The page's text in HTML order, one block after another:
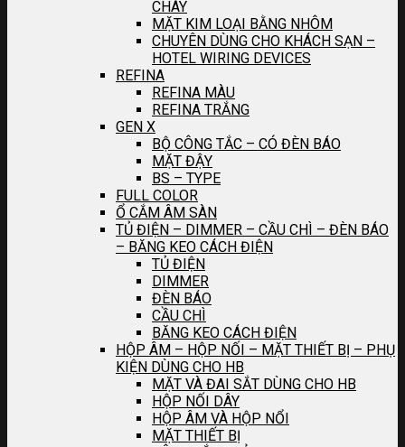
CHÁY
MẶT KIM LOẠI BẰNG NHÔM
CHUYÊN DÙNG CHO KHÁCH SẠN –
HOTEL WIRING DEVICES
REFINA
REFINA MÀU
REFINA TRẮNG
GEN X
BỘ CÔNG TẮC – CÓ ĐÈN BÁO
MẶT ĐẬY
BS – TYPE
FULL COLOR
Ổ CẮM ÂM SÀN
TỦ ĐIỆN – DIMMER – CẦU CHÌ – ĐÈN BÁO
– BĂNG KEO CÁCH ĐIỆN
TỦ ĐIỆN
DIMMER
ĐÈN BÁO
CẦU CHÌ
BĂNG KEO CÁCH ĐIỆN
HỘP ÂM – HỘP NỐI – MẶT THIẾT BỊ – PHỤ
KIỆN DÙNG CHO HB
MẶT VÀ ĐAI SẮT DÙNG CHO HB
HỘP NỐI DÂY
HỘP ÂM VÀ HỘP NỔI
MẶT THIẾT BỊ